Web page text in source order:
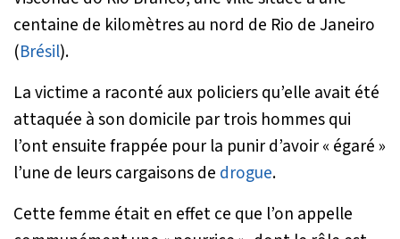
centaine de kilomètres au nord de Rio de Janeiro
(Brésil).
La victime a raconté aux policiers qu’elle avait été
attaquée à son domicile par trois hommes qui
l’ont ensuite frappée pour la punir d’avoir « égaré »
l’une de leurs cargaisons de drogue.
Cette femme était en effet ce que l’on appelle